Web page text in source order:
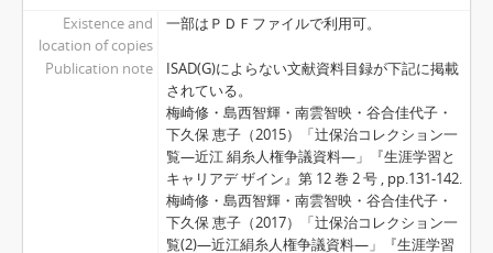
Existence and
location of copies
一部はＰＤＦファイルで利用可。
Publication note
ISAD(G)によらない文献資料目録が下記に掲載
されている。
梅崎修・島西智輝・南雲智映・谷合佳代子・
下久保 恵子（2015）「辻保治コレクション一
覧―近江 絹糸人権争議資料―」『生涯学習と
キャリアデ ザイン』第 12 巻 2 号 , pp.131-142.
梅崎修・島西智輝・南雲智映・谷合佳代子・
下久保 恵子（2017）「辻保治コレクション一
覧(2)―近江絹糸人権争議資料―」『生涯学習